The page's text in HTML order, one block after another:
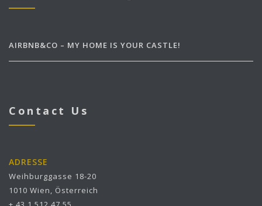
AIRBNB&CO – MY HOME IS YOUR CASTLE!
Contact Us
ADRESSE
Weihburggasse 18-20
1010 Wien, Österreich